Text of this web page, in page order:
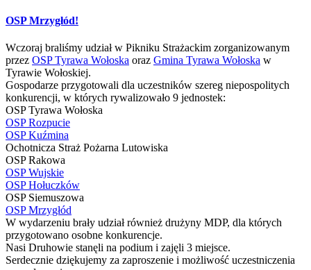
OSP Mrzygłód!
Wczoraj braliśmy udział w Pikniku Strażackim zorganizowanym
przez OSP Tyrawa Wołoska oraz Gmina Tyrawa Wołoska w
Tyrawie Wołoskiej.
Gospodarze przygotowali dla uczestników szereg niepospolitych
konkurencji, w których rywalizowało 9 jednostek:
OSP Tyrawa Wołoska
OSP Rozpucie
OSP Kuźmina
Ochotnicza Straż Pożarna Lutowiska
OSP Rakowa
OSP Wujskie
OSP Hołuczków
OSP Siemuszowa
OSP Mrzygłód
W wydarzeniu brały udział również drużyny MDP, dla których
przygotowano osobne konkurencje.
Nasi Druhowie stanęli na podium i zajęli 3 miejsce.
Serdecznie dziękujemy za zaproszenie i możliwość uczestniczenia